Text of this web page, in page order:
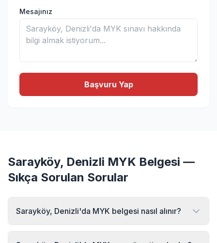
Mesajınız
Başvuru Yap
Sarayköy, Denizli MYK Belgesi —
Sıkça Sorulan Sorular
Sarayköy, Denizli'da MYK belgesi nasıl alınır?
Sarayköy, Denizli bölgesinde MYK belgesi almak için MYK
Sınav Merkezi'ne başvurabilirsiniz. Online başvuru formu